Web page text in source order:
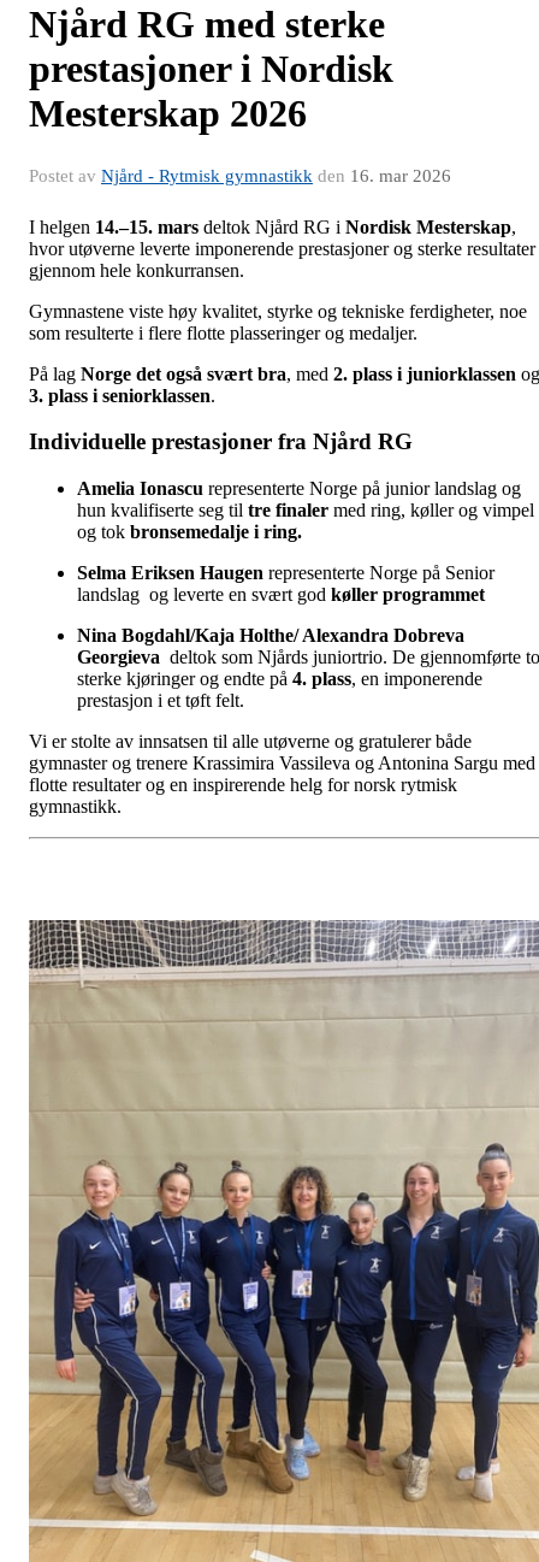
Njård RG med sterke
prestasjoner i Nordisk
Mesterskap 2026
Postet av Njård - Rytmisk gymnastikk den 16. mar 2026
I helgen 14.–15. mars deltok Njård RG i Nordisk Mesterskap,
hvor utøverne leverte imponerende prestasjoner og sterke resultater
gjennom hele konkurransen.
Gymnastene viste høy kvalitet, styrke og tekniske ferdigheter, noe
som resulterte i flere flotte plasseringer og medaljer.
På lag Norge det også svært bra, med 2. plass i juniorklassen og
3. plass i seniorklassen.
Individuelle prestasjoner fra Njård RG
Amelia Ionascu representerte Norge på junior landslag og
hun kvalifiserte seg til tre finaler med ring, køller og vimpel
og tok bronsemedalje i ring.
Selma Eriksen Haugen representerte Norge på Senior
landslag og leverte en svært god køller programmet
Nina Bogdahl/Kaja Holthe/ Alexandra Dobreva
Georgieva deltok som Njårds juniortrio. De gjennomførte to
sterke kjøringer og endte på 4. plass, en imponerende
prestasjon i et tøft felt.
Vi er stolte av innsatsen til alle utøverne og gratulerer både
gymnaster og trenere Krassimira Vassileva og Antonina Sargu med
flotte resultater og en inspirerende helg for norsk rytmisk
gymnastikk.